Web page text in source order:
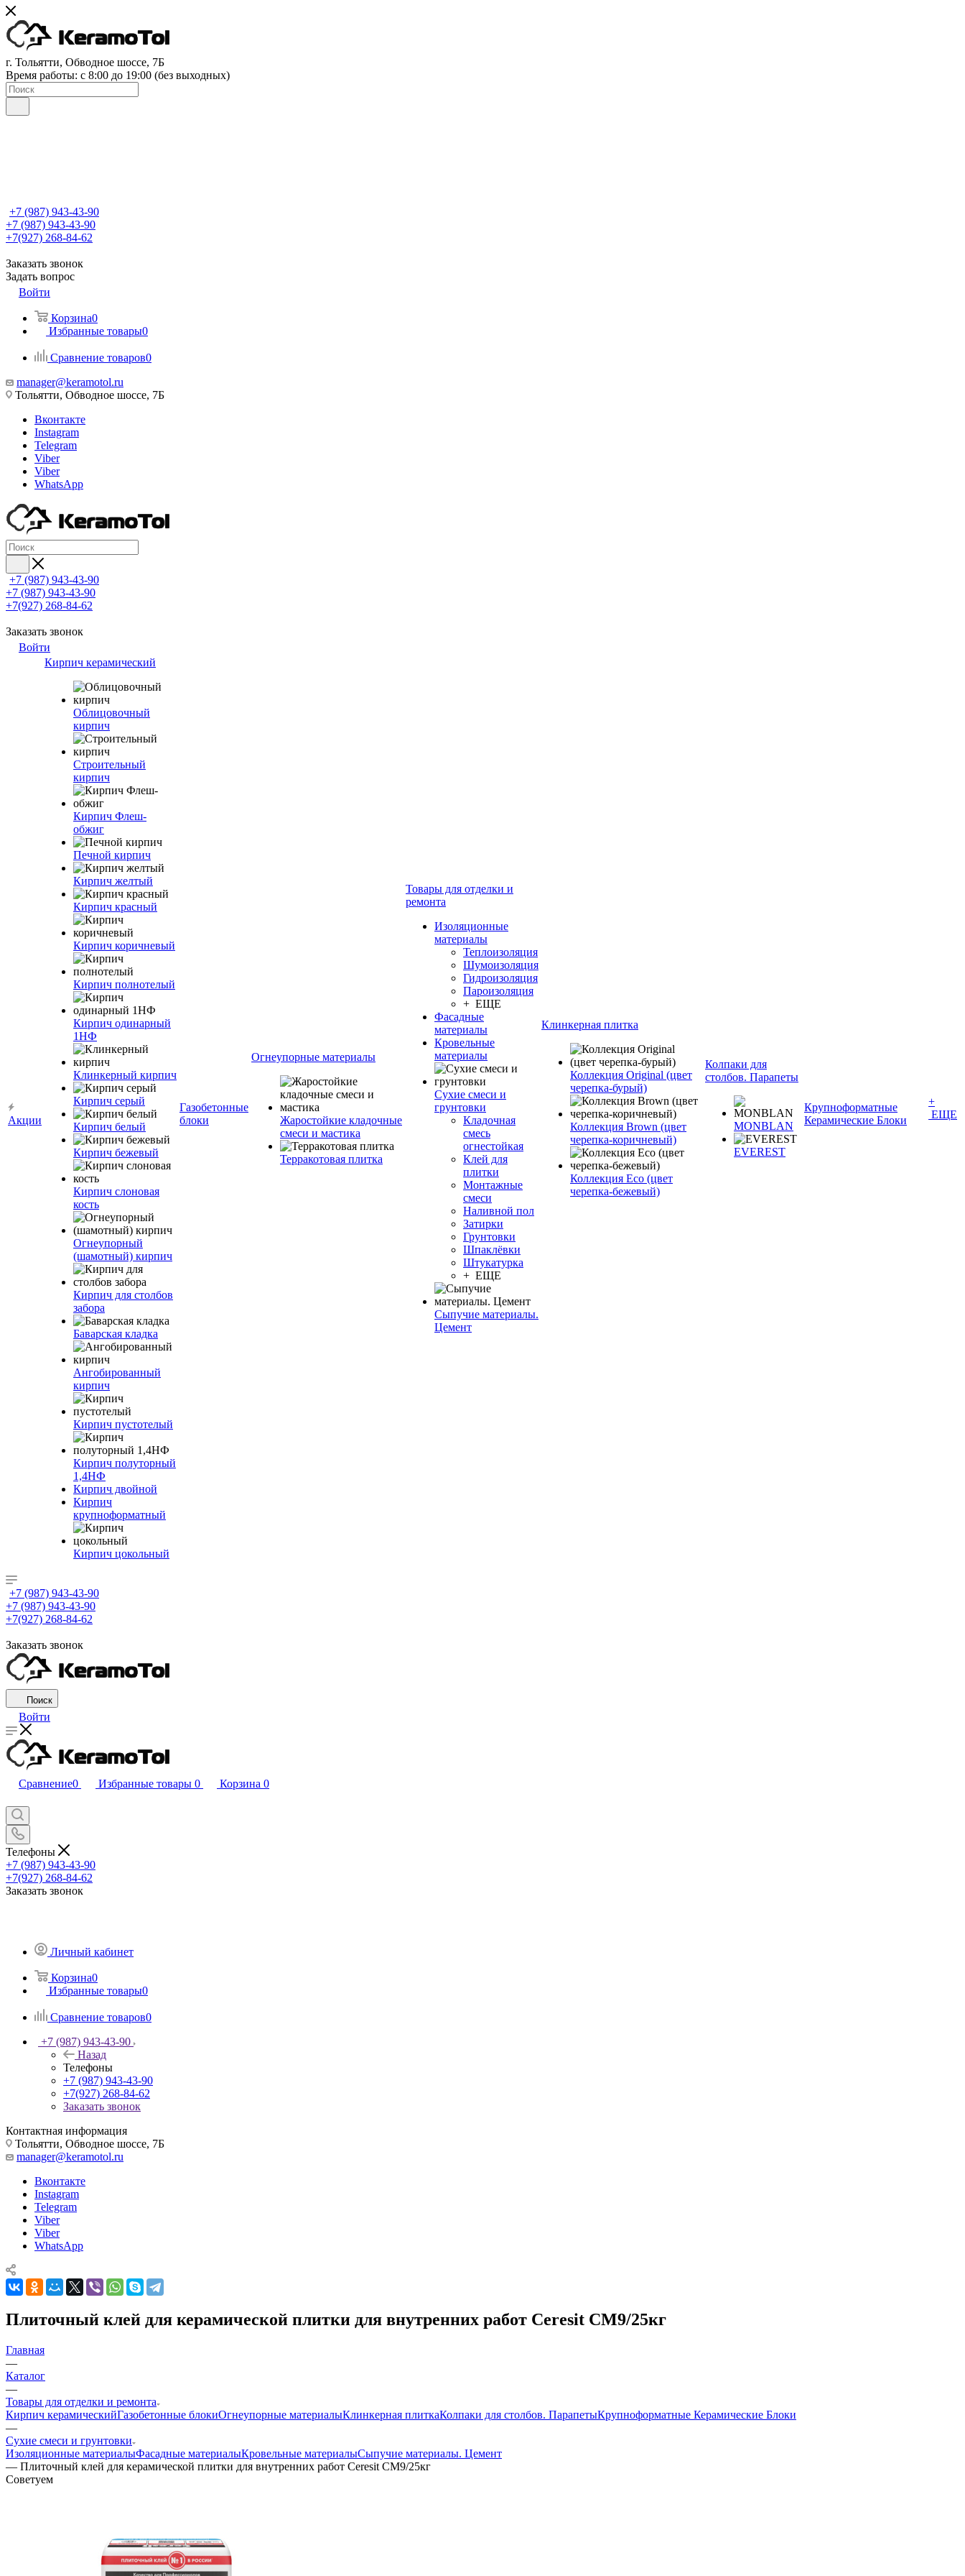
г. Тольятти, Обводное шоссе, 7Б
Время работы: c 8:00 до 19:00 (без выходных)
+7 (987) 943-43-90
+7 (987) 943-43-90
+7(927) 268-84-62
Заказать звонок
Задать вопрос
Войти
Корзина0
Избранные товары0
Сравнение товаров0
manager@keramotol.ru
Тольятти, Обводное шоссе, 7Б
Вконтакте
Instagram
Telegram
Viber
Viber
WhatsApp
+7 (987) 943-43-90
+7 (987) 943-43-90
+7(927) 268-84-62
Заказать звонок
Войти
Акции
Кирпич керамический
Облицовочный
кирпич
Строительный
кирпич
Кирпич Флеш-
обжиг
Печной кирпич
Кирпич желтый
Кирпич красный
Кирпич коричневый
Кирпич полнотелый
Кирпич одинарный
1НФ
Клинкерный кирпич
Кирпич серый
Кирпич белый
Кирпич бежевый
Кирпич слоновая
кость
Огнеупорный
(шамотный) кирпич
Кирпич для столбов
забора
Баварская кладка
Ангобированный
кирпич
Кирпич пустотелый
Кирпич полуторный
1,4НФ
Кирпич двойной
Кирпич
крупноформатный
Кирпич цокольный
Газобетонные
блоки
Огнеупорные материалы
Жаростойкие кладочные
смеси и мастика
Терракотовая плитка
Товары для отделки и
ремонта
Изоляционные
материалы
Теплоизоляция
Шумоизоляция
Гидроизоляция
Пароизоляция
+ ЕЩЕ
Фасадные
материалы
Кровельные
материалы
Сухие смеси и
грунтовки
Кладочная
смесь
огнестойкая
Клей для
плитки
Монтажные
смеси
Наливной пол
Затирки
Грунтовки
Шпаклёвки
Штукатурка
+ ЕЩЕ
Сыпучие материалы.
Цемент
Клинкерная плитка
Коллекция Original (цвет
черепка-бурый)
Коллекция Brown (цвет
черепка-коричневый)
Коллекция Eco (цвет
черепка-бежевый)
Колпаки для
столбов. Парапеты
MONBLAN
EVEREST
Крупноформатные
Керамические Блоки
+
ЕЩЕ
+7 (987) 943-43-90
+7 (987) 943-43-90
+7(927) 268-84-62
Заказать звонок
Поиск
Войти
Сравнение0 Избранные товары 0 Корзина 0
Телефоны
+7 (987) 943-43-90
+7(927) 268-84-62
Заказать звонок
Личный кабинет
Корзина0
Избранные товары0
Сравнение товаров0
+7 (987) 943-43-90
Назад
Телефоны
+7 (987) 943-43-90
+7(927) 268-84-62
Заказать звонок
Контактная информация
Тольятти, Обводное шоссе, 7Б
manager@keramotol.ru
Вконтакте
Instagram
Telegram
Viber
Viber
WhatsApp
Плиточный клей для керамической плитки для внутренних работ Ceresit CM9/25кг
Главная
—
Каталог
—
Товары для отделки и ремонта
Кирпич керамическийГазобетонные блокиОгнеупорные материалыКлинкерная плиткаКолпаки для столбов. ПарапетыКрупноформатные Керамические Блоки
—
Сухие смеси и грунтовки
Изоляционные материалыФасадные материалыКровельные материалыСыпучие материалы. Цемент
— Плиточный клей для керамической плитки для внутренних работ Ceresit CM9/25кг
Советуем